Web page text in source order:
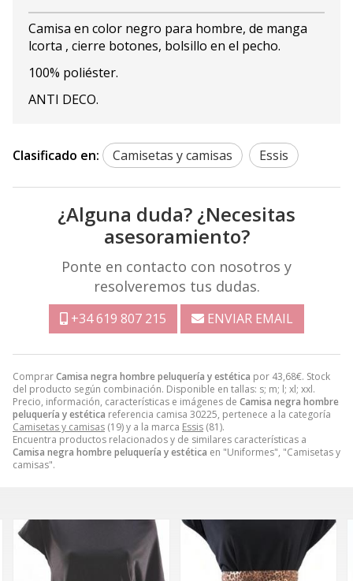
ComprarCamisa negra hombre peluquería y estética por 43,68€. Stock
del producto según combinación. Disponible en tallas: s; m; l; xl; xxl.
Precio, información, características e imágenes de Camisa negra hombre
peluquería y estética referencia camisa 30225, pertenece a la categoría
Camisetas y camisas (19) y a la marca Essis (81).
Encuentra productos relacionados y de similares características a
Camisa negra hombre peluquería y estética en "Uniformes", "Camisetas y
camisas".
Camisa en color negro para hombre, de manga
lcorta , cierre botones, bolsillo en el pecho.
100% poliéster.
ANTI DECO.
Clasificado en: Camisetas y camisas Essis
¿Alguna duda? ¿Necesitas
asesoramiento?
Ponte en contacto con nosotros y
resolveremos tus dudas.
+34 619 807 215 ENVIAR EMAIL